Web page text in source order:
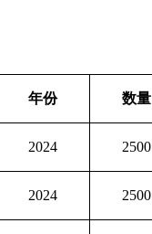
年份 数量
2024 2500
2024 2500